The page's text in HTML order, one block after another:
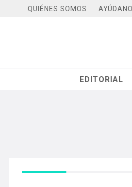
QUIÉNES SOMOS
EDITORIAL